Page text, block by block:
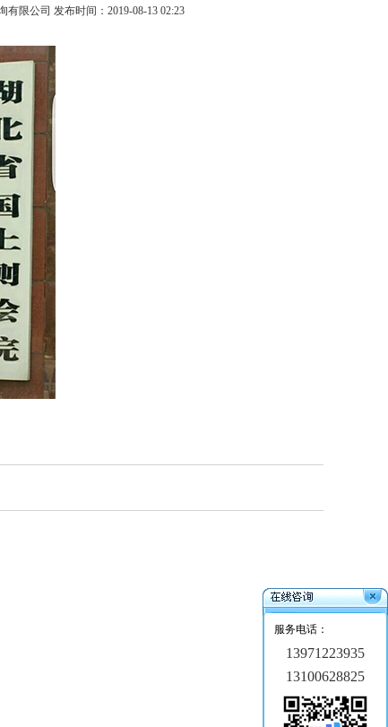
有限公司 发布时间：2019-08-13 02:23
服务电话：
13971223935
13100628825